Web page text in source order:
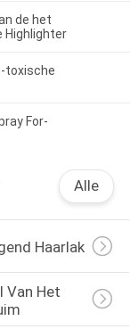
de het
Highlighter
toxische
For-
Alle
Haarlak
Van Het